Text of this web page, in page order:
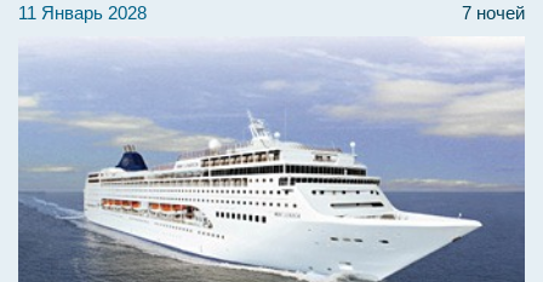
7 ночей
11 Январь 2028